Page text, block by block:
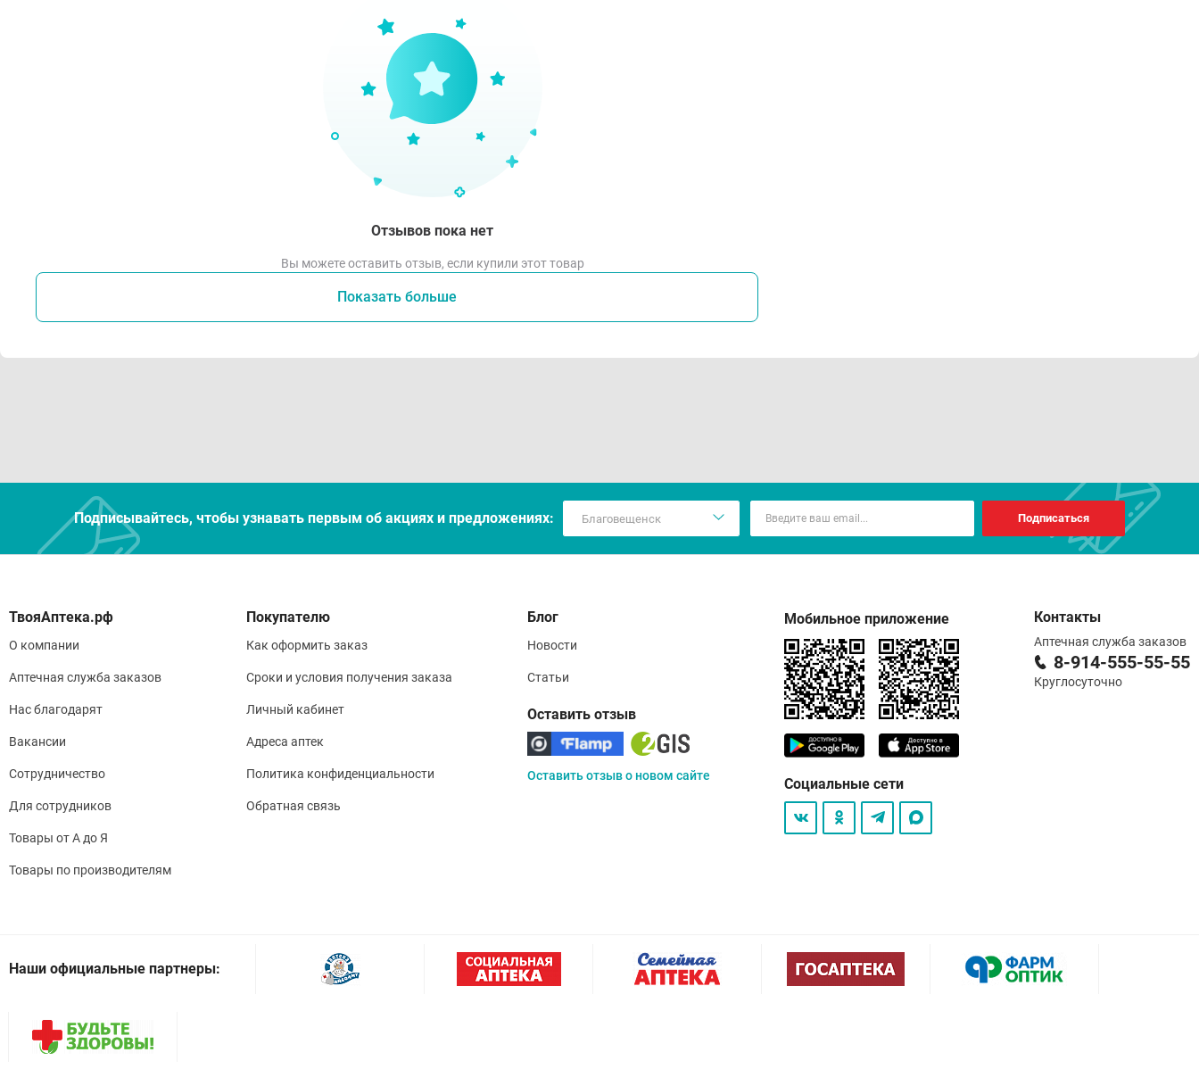
Отзывов пока нет
Вы можете оставить отзыв, если купили этот товар
Показать больше
Подписывайтесь, чтобы узнавать первым об акцияx и предложениях: Подписаться
О компании
Аптечная служба заказов
Нас благодарят
Вакансии
Сотрудничество
Для сотрудников
Товары от А до Я
Товары по производителям
Покупателю
Как оформить заказ
Сроки и условия получения заказа
Личный кабинет
Адреса аптек
Политика конфиденциальности
Обратная связь
Блог
Новости
Статьи
Оставить отзыв
Оставить отзыв о новом сайте
Мобильное приложение
Социальные сети
Контакты
Аптечная служба заказов
8-914-555-55-55
Круглосуточно
Наши официальные партнеры: